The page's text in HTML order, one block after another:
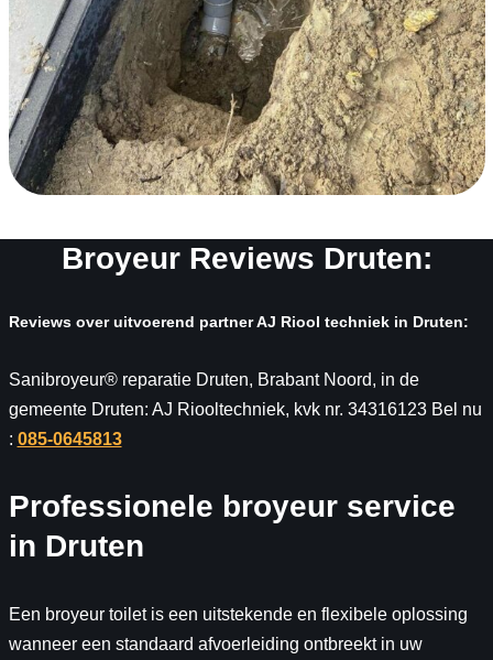
Broyeur Reviews Druten:
Reviews over uitvoerend partner AJ Riool techniek in Druten:
Sanibroyeur® reparatie Druten, Brabant Noord, in de
gemeente Druten: AJ Riooltechniek, kvk nr. 34316123 Bel nu
: 085-0645813
Professionele broyeur service
in Druten
Een broyeur toilet is een uitstekende en flexibele oplossing
wanneer een standaard afvoerleiding ontbreekt in uw